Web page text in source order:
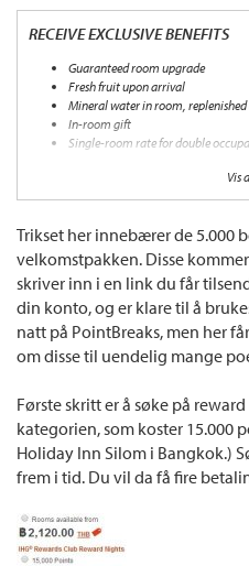
RECEIVE EXCLUSIVE BENEFITS
Guaranteed room upgrade
Fresh fruit upon arrival
Mineral water in room,
In-room gift
Single-room rate for double
ENJOY A MORE RELAXING STAY
Dedicated Ambassador check-in
Complimentary newspaper,
Instant checkout
EARN & REDEEM REWARDS
Complimentary weekend night
Redeem points for rewards,
*Valid on the second night of a paid
and issued upon purchase and renewal.
Vis
Trikset her innebærer de 5.000
velkomstpakken. Disse
skriver inn i en link du får
din konto, og er klare til å
natt på PointBreaks, men her
om disse til uendelig mange
Første skritt er å søke på
kategorien, som koster 15.000
Holiday Inn Silom i Bangkok.)
frem i tid. Du vil da få fire